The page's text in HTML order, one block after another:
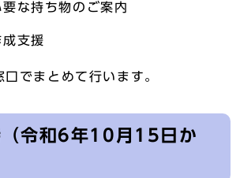
な持ち物のご案内
支援
でまとめて行います。
（令和6年10月15日か